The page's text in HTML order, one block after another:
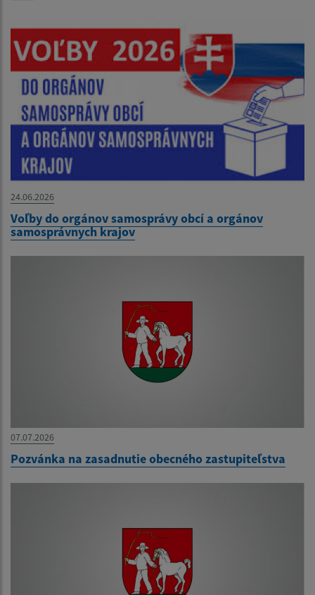
24.06.2026
Voľby do orgánov samosprávy obcí a orgánov
samosprávnych krajov
07.07.2026
Pozvánka na zasadnutie obecného zastupiteľstva